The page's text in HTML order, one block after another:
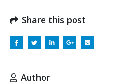
Share this post
Author